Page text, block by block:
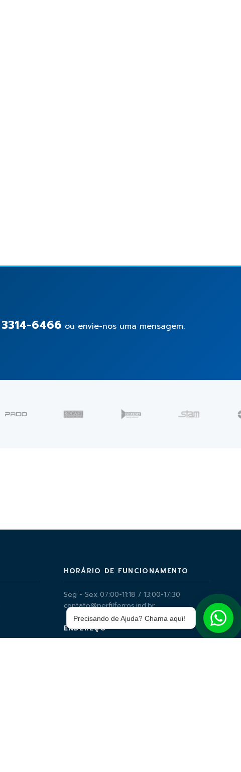
3314-6466 ou envie-nos uma mensagem:
HORÁRIO DE FUNCIONAMENTO
Seg - Sex 07:00-11:18 / 13:00-17:30
contato@perfilferros.ind.br
ENDEREÇO
Precisando de Ajuda? Chama aqui!